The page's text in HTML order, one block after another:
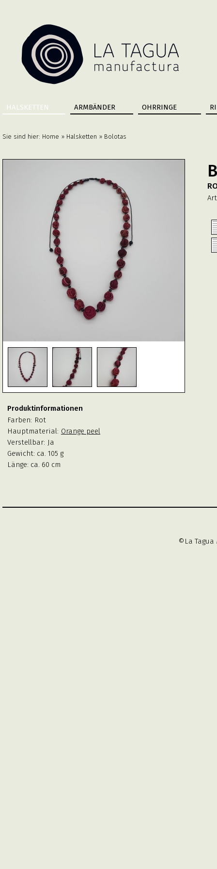
HALSKETTEN ARMBÄNDER OHRRINGE
Sie sind hier: Home » Halsketten » Bolotas
Produktinformationen
Farben: Rot
Hauptmaterial: Orange peel
Verstellbar: Ja
Gewicht: ca. 105 g
Länge: ca. 60 cm
©La Tagua